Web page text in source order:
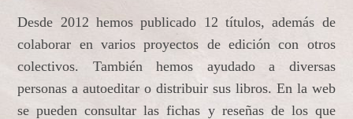
Desde 2012 hemos publicado 12 títulos, además de
colaborar en varios proyectos de edición con otros
colectivos. También hemos ayudado a diversas
personas a autoeditar o distribuir sus libros. En la web
se pueden consultar las fichas y reseñas de los que